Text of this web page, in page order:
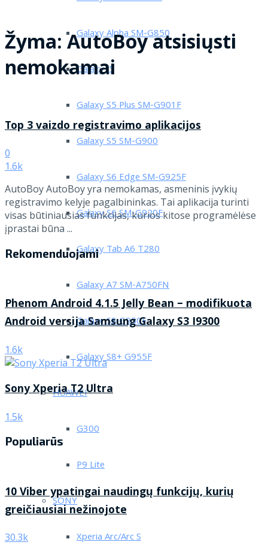
Galaxy Alpha SM-G850
Galaxy J5
Galaxy S5 Plus SM-G901F
Galaxy S5 SM-G900
Galaxy S6 Edge SM-G925F
Galaxy S6 SM-G920F
Galaxy Tab A6 T280
Galaxy A7 SM-A750FN
Galaxy S8 G950F
Galaxy S8+ G955F
HUAWEI
G300
P9 Lite
SONY
Xperia Arc/Arc S
Žyma:AutoBoy atsisiųsti
nemokamai
Top 3 vaizdo registravimo aplikacijos
0
1.6k
AutoBoy AutoBoy yra nemokamas, asmeninis įvykių
registravimo kelyje pagalbininkas. Tai aplikacija turinti
visas būtiniausias funkcijas, kurios kitose programėlėse
įprastai būna ...
Rekomenduojami
Phenom Android 4.1.5 Jelly Bean – modifikuota
Android versija Samsung Galaxy S3 I9300
1.6k
Sony Xperia T2 Ultra
1.5k
Populiarūs
10 Viber ypatingai naudingų funkcijų, kurių
greičiausiai nežinojote
30.3k